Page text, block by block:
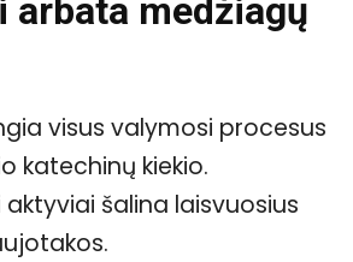
arbata medžiagų
visus valymosi procesus
katechinų kiekio.
šalina laisvuosius